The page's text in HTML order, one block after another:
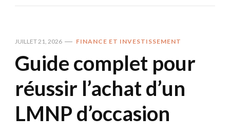
JUILLET 21, 2026 FINANCE ET INVESTISSEMENT
Guide complet pour
réussir l’achat d’un
LMNP d’occasion